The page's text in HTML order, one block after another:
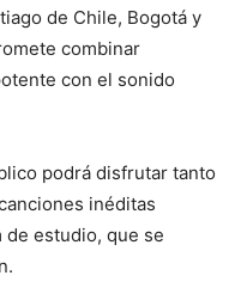
de Chile, Bogotá y
combinar
con el sonido
podrá disfrutar tanto
inéditas
estudio, que se